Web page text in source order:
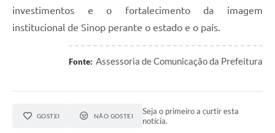
investimentos e o fortalecimento da imagem
institucional de Sinop perante o estado e o país.
Fonte: Assessoria de Comunicação da Prefeitura
GOSTEI NÃO GOSTEI
Seja o primeiro a curtir esta
notícia.